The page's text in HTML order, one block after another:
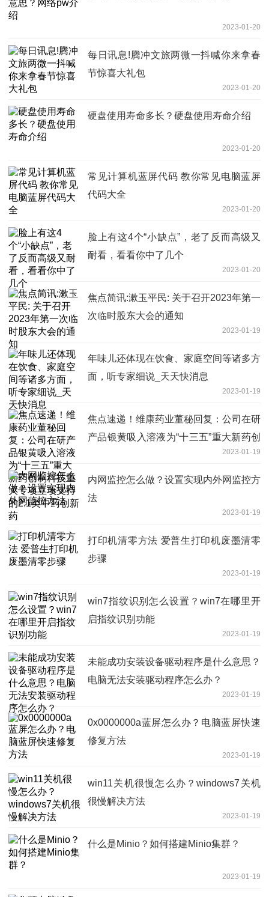
2023-01-20
每日讯息!腾冲文旅两微一抖喊你来拿春
节惊喜大礼包
2023-01-20
硬盘使用寿命多长？硬盘使用寿命介绍
2023-01-20
常见计算机蓝屏代码 教你常见电脑蓝屏
代码大全
2023-01-20
脸上有这4个“小缺点”，老了反而高级又
耐看，看看你中了几个
2023-01-20
焦点简讯:漱玉平民: 关于召开2023年第一
次临时股东大会的通知
2023-01-19
年味儿还体现在饮食、家庭空间等诸多方
面，听专家细说_天天快消息
2023-01-19
焦点速递！维康药业董秘回复：公司在研
产品银黄吸入溶液为“十三五”重大新药创
制科技重大专项立项支持的2.1类中药创
新药
2023-01-19
内网监控怎么做？设置实现内外网监控方
法
2023-01-19
打印机清零方法 爱普生打印机废墨清零
步骤
2023-01-19
win7指纹识别怎么设置？win7在哪里开
启指纹识别功能
2023-01-19
未能成功安装设备驱动程序是什么意思？
电脑无法安装驱动程序怎么办？
2023-01-19
0x0000000a蓝屏怎么办？电脑蓝屏快速
修复方法
2023-01-19
win11关机很慢怎么办？windows7关机
很慢解决方法
2023-01-19
什么是Minio？如何搭建Minio集群？
2023-01-19